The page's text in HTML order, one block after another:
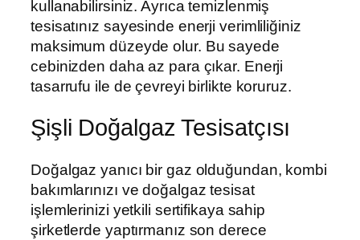
kullanabilirsiniz. Ayrıca temizlenmiş
tesisatınız sayesinde enerji verimliliğiniz
maksimum düzeyde olur. Bu sayede
cebinizden daha az para çıkar. Enerji
tasarrufu ile de çevreyi birlikte koruruz.
Şişli Doğalgaz Tesisatçısı
Doğalgaz yanıcı bir gaz olduğundan, kombi
bakımlarınızı ve doğalgaz tesisat
işlemlerinizi yetkili sertifikaya sahip
şirketlerde yaptırmanız son derece